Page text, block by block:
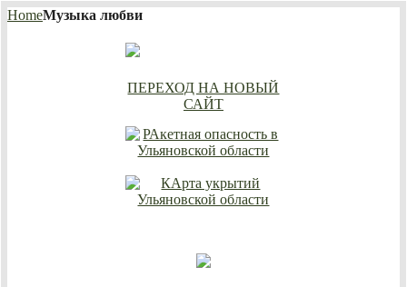
HomeМузыка любви
ПЕРЕХОД НА НОВЫЙ
САЙТ